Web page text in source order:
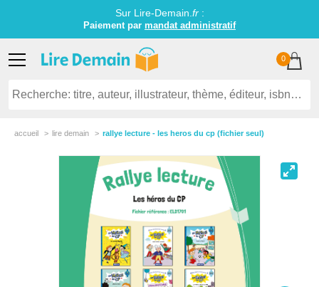
Sur Lire-Demain. fr:
Paiement par mandat administratif
0
accueil lire demain rallye lecture - les heros du cp (fichier seul)